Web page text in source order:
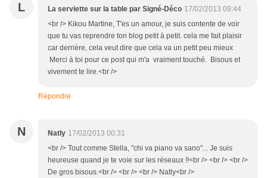
L La serviette sur la table par Signé-Déco 17/02/2013 09:44
<br /> Kikou Martine, T'es un amour, je suis contente de voir
que tu vas reprendre ton blog petit à petit. cela me fait plaisir
car derrière, cela veut dire que cela va un petit peu mieux
Merci à toi pour ce post qui m'a vraiment touché. Bisous et
vivement te lire.<br />
Répondre
N Natly 17/02/2013 00:31
<br /> Tout comme Stella, "chi va piano va sano"... Je suis
heureuse quand je te voie sur les réseaux !!<br /> <br /> <br />
De gros bisous.<br /> <br /> <br /> Natly<br />